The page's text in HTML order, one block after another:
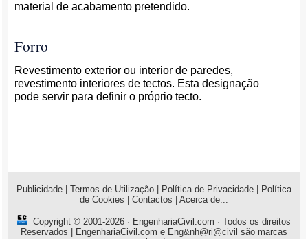
material de acabamento pretendido.
Forro
Revestimento exterior ou interior de paredes,
revestimento interiores de tectos. Esta designação
pode servir para definir o próprio tecto.
Publicidade Termos de Utilização Política de Privacidade
Política
de Cookies
Contactos Acerca de...
Copyright © 2001-2026 · EngenhariaCivil.com · Todos os direitos
Reservados | EngenhariaCivil.com e Eng&nh@ri@civil são marcas